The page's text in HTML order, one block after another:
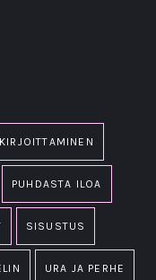
KIRJOITTAMINEN
PUHDASTA ILOA
SISUSTUS
URA JA PERHE